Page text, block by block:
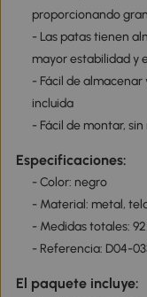
proporcionando
- Las patas tienen
mayor estabilidad y
- Fácil de
incluida
- Fácil de montar,
Especificaciones:
- Color: negro
- Material: metal,
- Medidas totales:
- Referencia: D04-
El paquete incluye: